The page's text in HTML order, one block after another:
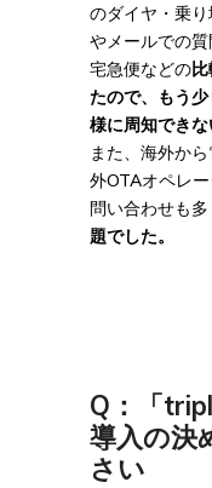
のダイヤ・乗
やメールでの
宅急便などの
たので、もう
様に周知できな
また、海外か
外OTAオペレ
問い合わせも多
題でした。
Q：「
導入の決
さい